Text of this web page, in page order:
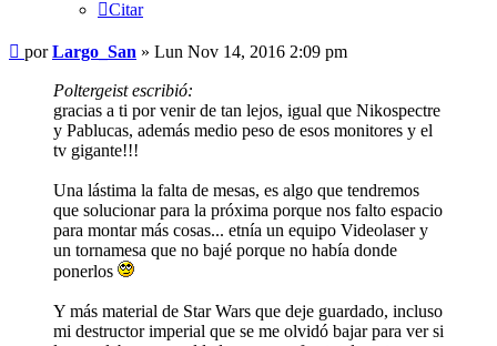
Citar
Mensaje
porLargo_San » Lun Nov 14, 2016 2:09 pm
Poltergeist escribió:
gracias a ti por venir de tan lejos, igual que Nikospectre
y Pablucas, además medio peso de esos monitores y el
tv gigante!!!
Una lástima la falta de mesas, es algo que tendremos
que solucionar para la próxima porque nos falto espacio
para montar más cosas... etnía un equipo Videolaser y
un tornamesa que no bajé porque no había donde
ponerlos
Y más material de Star Wars que deje guardado, incluso
mi destructor imperial que se me olvidó bajar para ver si